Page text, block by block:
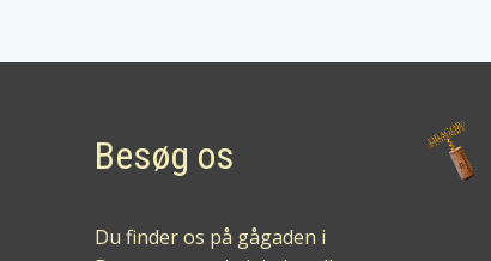
Besøg os
Du finder os på gågaden i